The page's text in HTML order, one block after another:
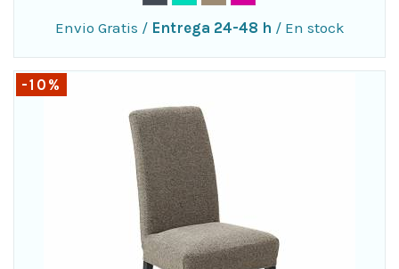
Envio Gratis / Entrega 24-48 h / En stock
-10%